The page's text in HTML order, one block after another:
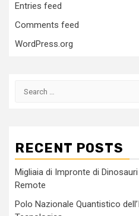
Entries feed
Comments feed
WordPress.org
Search
RECENT POSTS
Migliaia di Impronte di
Remote
Polo Nazionale Quantistico